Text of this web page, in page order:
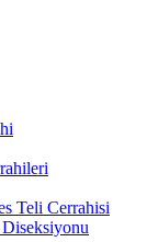
Teli Cerrahisi